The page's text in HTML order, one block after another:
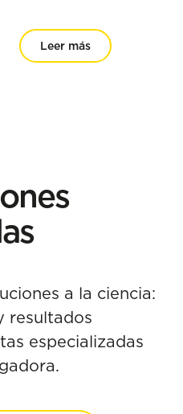
Leer más
a la ciencia:
resultados
especializadas